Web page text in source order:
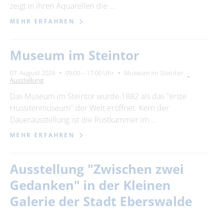
Kategorie
Suchbegriff
bitte wählen
Ort
zeigt in ihren Aquarellen die …
MEHR ERFAHREN
Museum im Steintor
07. August 2026 09:00 – 17:00 Uhr
Museum im Steintor
Ausstellung
Das Museum im Steintor wurde 1882 als das "erste
Hussitenmuseum" der Welt eröffnet. Kern der
Dauerausstellung ist die Rüstkammer im …
MEHR ERFAHREN
Ausstellung "Zwischen zwei
Gedanken" in der Kleinen
Galerie der Stadt Eberswalde